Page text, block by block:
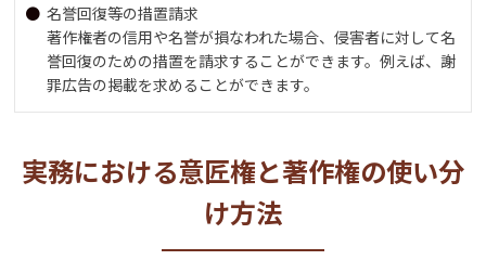
名誉回復等の措置請求
著作権者の信用や名誉が損なわれた場合、侵害者に対して名
誉回復のための措置を請求することができます。例えば、謝
罪広告の掲載を求めることができます。
実務における意匠権と著作権の使い分
け方法